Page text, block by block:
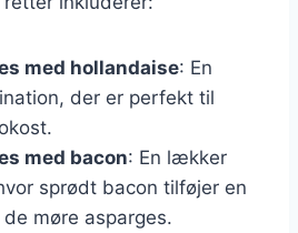
med hollandaise: En
der er perfekt til
med bacon: En lækker
sprødt bacon tilføjer en
møre asparges.